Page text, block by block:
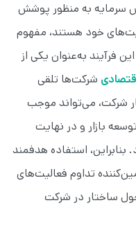
سرمایه به منظور پوشش
خود هستند، مفهوم
فرآیند به‌عنوان یکی از
شرکت‌ها تلقی
شرکت، می‌تواند موجب
بازار و در نهایت
استفاده هدفمند
تداوم فعالیت‌های
ساختار در شرکت